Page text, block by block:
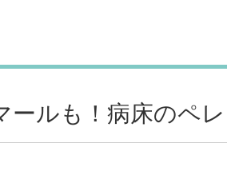
ールも！病床のペ